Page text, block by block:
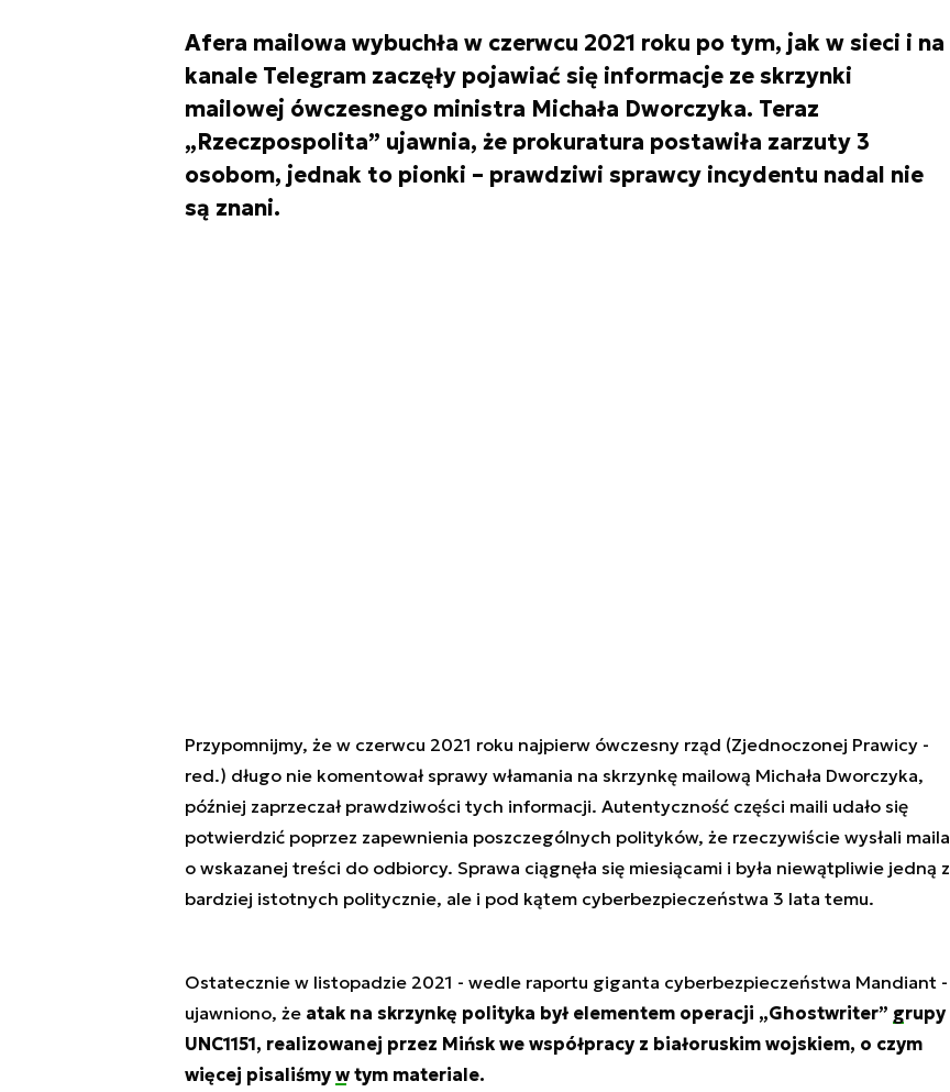
Afera mailowa wybuchła w czerwcu 2021 roku po tym, jak w sieci i na
kanale Telegram zaczęły pojawiać się informacje ze skrzynki
mailowej ówczesnego ministra Michała Dworczyka. Teraz
„Rzeczpospolita” ujawnia, że prokuratura postawiła zarzuty 3
osobom, jednak to pionki – prawdziwi sprawcy incydentu nadal nie
są znani.
Przypomnijmy, że w czerwcu 2021 roku najpierw ówczesny rząd (Zjednoczonej Prawicy -
red.) długo nie komentował sprawy włamania na skrzynkę mailową Michała Dworczyka,
później zaprzeczał prawdziwości tych informacji. Autentyczność części maili udało się
potwierdzić poprzez zapewnienia poszczególnych polityków, że rzeczywiście wysłali maila
o wskazanej treści do odbiorcy. Sprawa ciągnęła się miesiącami i była niewątpliwie jedną z
bardziej istotnych politycznie, ale i pod kątem cyberbezpieczeństwa 3 lata temu.
Ostatecznie w listopadzie 2021 - wedle raportu giganta cyberbezpieczeństwa Mandiant -
ujawniono, że atak na skrzynkę polityka był elementem operacji „Ghostwriter” grupy
UNC1151, realizowanej przez Mińsk we współpracy z białoruskim wojskiem, o czym
więcej pisaliśmyw tym materiale.